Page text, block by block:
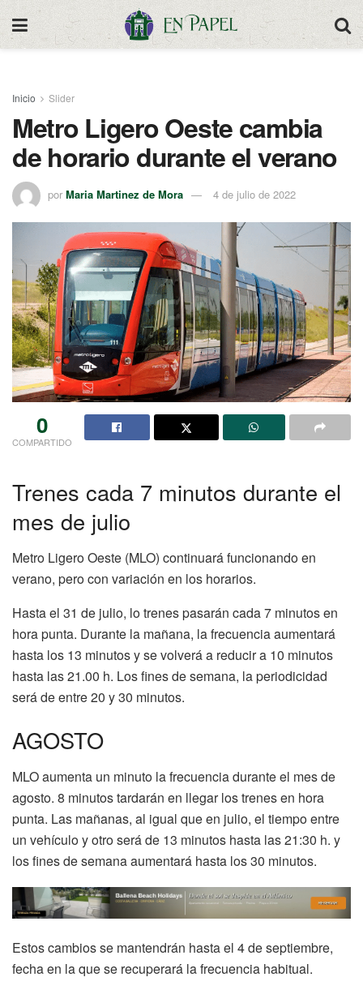
Inicio Slider
Metro Ligero Oeste cambia
de horario durante el verano
por Maria Martinez de Mora 4 de julio de 2022
0
COMPARTIDO
Trenes cada 7 minutos durante el
mes de julio
Metro Ligero Oeste (MLO) continuará funcionando en
verano, pero con variación en los horarios.
Hasta el 31 de julio, lo trenes pasarán cada 7 minutos en
hora punta. Durante la mañana, la frecuencia aumentará
hasta los 13 minutos y se volverá a reducir a 10 minutos
hasta las 21.00 h. Los fines de semana, la periodicidad
será de entre 20 y 30 minutos.
AGOSTO
MLO aumenta un minuto la frecuencia durante el mes de
agosto. 8 minutos tardarán en llegar los trenes en hora
punta. Las mañanas, al igual que en julio, el tiempo entre
un vehículo y otro será de 13 minutos hasta las 21:30 h. y
los fines de semana aumentará hasta los 30 minutos.
Estos cambios se mantendrán hasta el 4 de septiembre,
fecha en la que se recuperará la frecuencia habitual.